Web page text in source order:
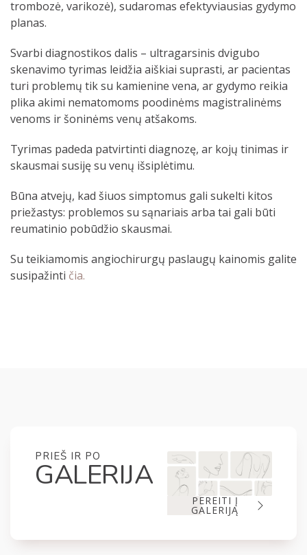
trombozė, varikozė), sudaromas efektyviausias gydymo
planas.
Svarbi diagnostikos dalis – ultragarsinis dvigubo
skenavimo tyrimas leidžia aiškiai suprasti, ar pacientas
turi problemų tik su kamienine vena, ar gydymo reikia
plika akimi nematomoms poodinėms magistralinėms
venoms ir šoninėms venų atšakoms.
Тyrimas padeda patvirtinti diagnozę, ar kojų tinimas ir
skausmai susiję su venų išsiplėtimu.
Būna atvejų, kad šiuos simptomus gali sukelti kitos
priežastys: problemos su sąnariais arba tai gali būti
reumatinio pobūdžio skausmai.
Su teikiamomis angiochirurgų paslaugų kainomis galite
susipažinti čia.
PRIEŠ IR PO
GALERIJA
PEREITI Į
GALERIJĄ